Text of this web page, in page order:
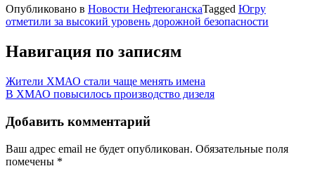
Опубликовано в Новости НефтеюганскаTagged Югру
отметили за высокий уровень дорожной безопасности
Навигация по записям
Жители ХМАО стали чаще менять имена
В ХМАО повысилось производство дизеля
Добавить комментарий
Ваш адрес email не будет опубликован. Обязательные поля
помечены *